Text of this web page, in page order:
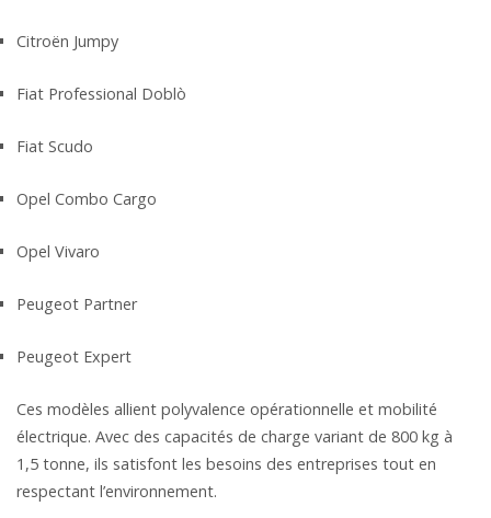
Citroën Jumpy
Fiat Professional Doblò
Fiat Scudo
Opel Combo Cargo
Opel Vivaro
Peugeot Partner
Peugeot Expert
Ces modèles allient polyvalence opérationnelle et mobilité
électrique. Avec des capacités de charge variant de 800 kg à
1,5 tonne, ils satisfont les besoins des entreprises tout en
respectant l’environnement.